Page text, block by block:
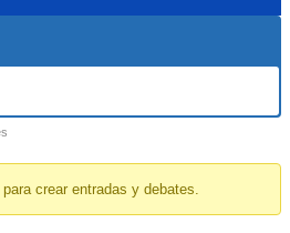
para crear entradas y debates.